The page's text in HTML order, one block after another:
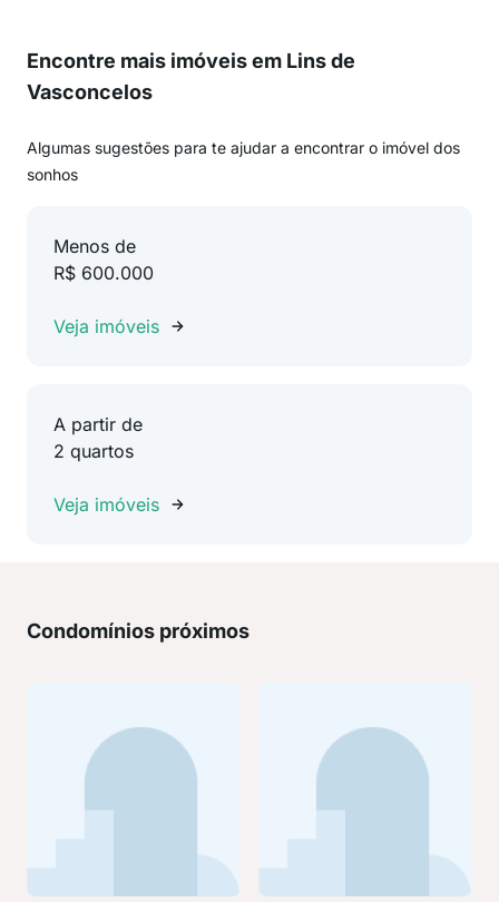
Encontre mais imóveis em Lins de
Vasconcelos
Algumas sugestões para te ajudar a encontrar o imóvel dos
sonhos
Menos de
R$ 600.000
Veja imóveis
A partir de
2 quartos
Veja imóveis
Condomínios próximos